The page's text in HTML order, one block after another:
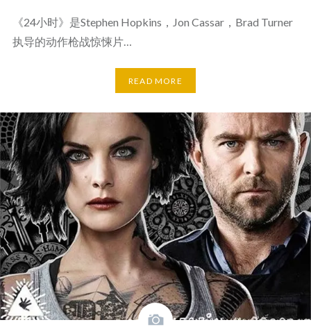
《24小时》是Stephen Hopkins，Jon Cassar，Brad Turner
执导的动作枪战惊悚片…
READ MORE